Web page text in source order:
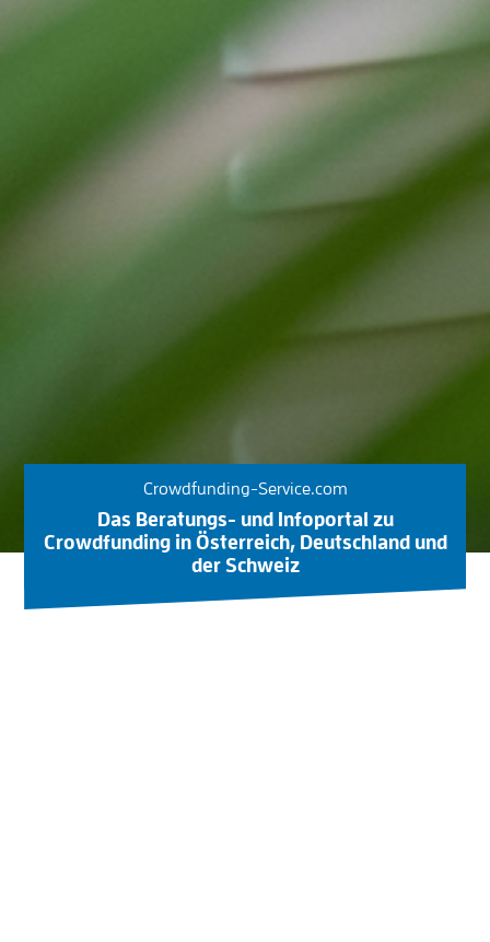
Crowdfunding-Service.com
Das Beratungs- und Infoportal zu
Crowdfunding in Österreich, Deutschland und
der Schweiz